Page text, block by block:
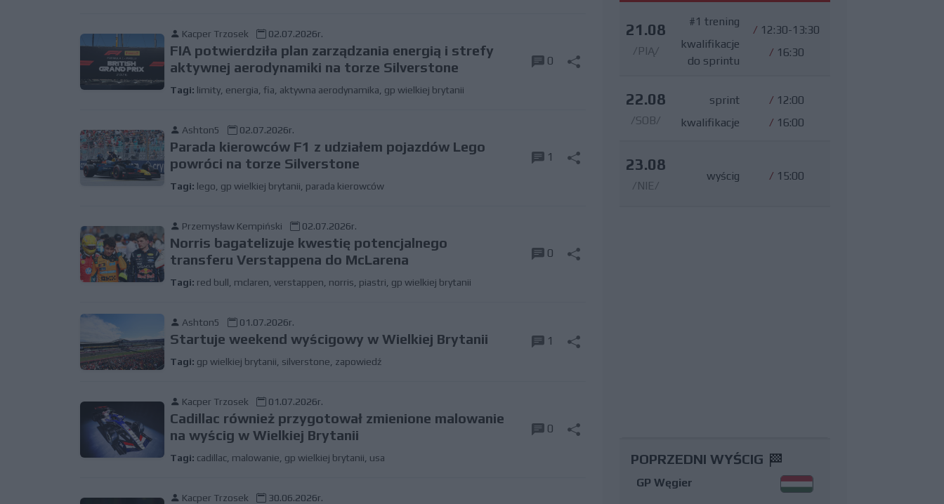
Kacper Trzosek 02.07.2026r.
FIA potwierdziła plan zarządzania energią i strefy
aktywnej aerodynamiki na torze Silverstone
Tagi: limity energia fia aktywna aerodynamika gp wielkiej brytanii
0
Ashton5 02.07.2026r.
Parada kierowców F1 z udziałem pojazdów Lego
powróci na torze Silverstone
Tagi: lego gp wielkiej brytanii parada kierowców
1
Przemysław Kempiński 02.07.2026r.
Norris bagatelizuje kwestię potencjalnego
transferu Verstappena do McLarena
Tagi: red bull mclaren verstappen norris piastri gp wielkiej brytanii
0
Ashton5 01.07.2026r.
Startuje weekend wyścigowy w Wielkiej Brytanii
Tagi: gp wielkiej brytanii silverstone zapowiedź
1
Kacper Trzosek 01.07.2026r.
Cadillac również przygotował zmienione malowanie
na wyścig w Wielkiej Brytanii
Tagi: cadillac malowanie gp wielkiej brytanii usa
0
Kacper Trzosek 30.06.2026r.
21.08
/PIĄ/
#1 trening
kwalifikacje
do sprintu
/ 12:30-13:30
/ 16:30
22.08
/SOB/
sprint
kwalifikacje
/ 12:00
/ 16:00
23.08
/NIE/
wyścig / 15:00
POPRZEDNI WYŚCIG
GP Węgier